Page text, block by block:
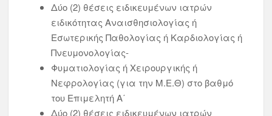
Δύο (2) θέσεις ειδικευμένων ιατρών
ειδικότητας Αναισθησιολογίας ή
Εσωτερικής Παθολογίας ή Καρδιολογίας ή
Πνευμονολογίας-
Φυματιολογίας ή Χειρουργικής ή
Νεφρολογίας (για την Μ.Ε.Θ) στο βαθμό
του Επιμελητή Α΄
Δύο (2) θέσεις ειδικευμένων ιατρών